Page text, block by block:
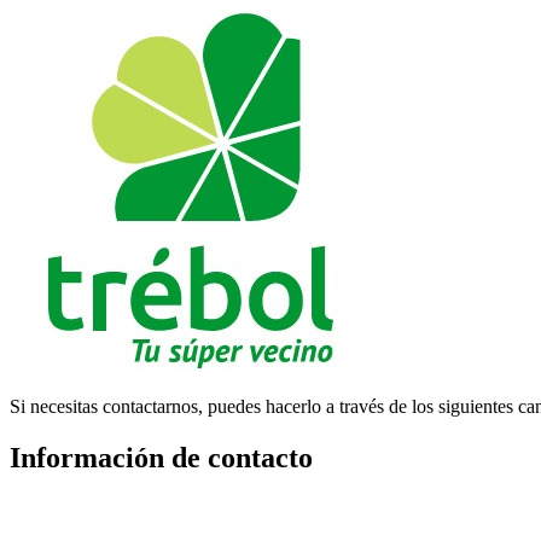
Si necesitas contactarnos, puedes hacerlo a través de los siguientes
Información de contacto